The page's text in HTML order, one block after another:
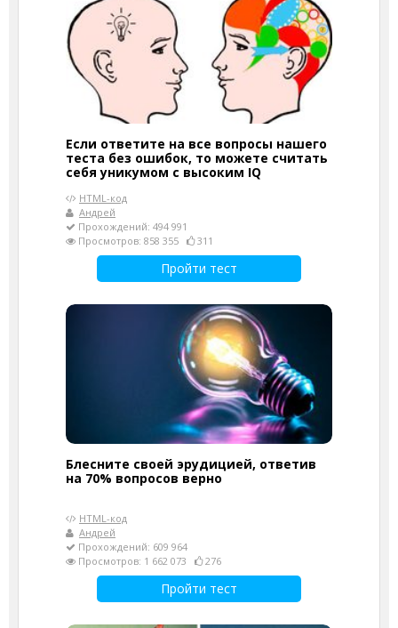
Если ответите на все вопросы нашего
теста без ошибок, то можете считать
себя уникумом с высоким IQ
HTML-код
Андрей
Прохождений: 494 991
Просмотров: 858 355
311
Пройти тест
Блесните своей эрудицией, ответив
на 70% вопросов верно
HTML-код
Андрей
Прохождений: 609 964
Просмотров: 1 662 073
276
Пройти тест